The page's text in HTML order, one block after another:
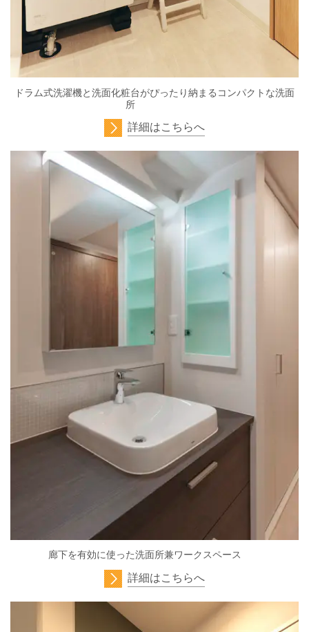
ドラム式洗濯機と洗面化粧台がぴったり納まるコンパクトな洗面
所
詳細はこちらへ
廊下を有効に使った洗面所兼ワークスペース
詳細はこちらへ